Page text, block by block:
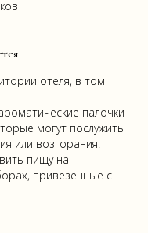
отеля, в том
палочки
могут послужить
или возгорания.
пищу на
привезенные с